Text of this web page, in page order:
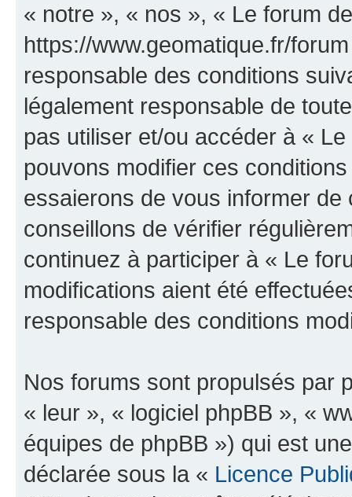
« notre », « nos », « Le forum
https://www.geomatique.fr/
responsable des conditions
légalement responsable de
pas utiliser et/ou accéder à «
pouvons modifier ces
essaierons de vous informer
conseillons de vérifier
continuez à participer à « Le
modifications aient été
responsable des conditions
Nos forums sont propulsés par
« leur », « logiciel phpBB », «
équipes de phpBB ») qui est
déclarée sous la « Licence